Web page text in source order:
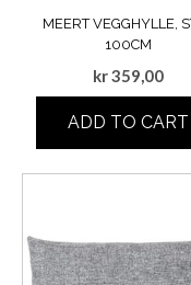
MEERT VEGGHYLLE,
100CM
kr359,00
ADD TO CART